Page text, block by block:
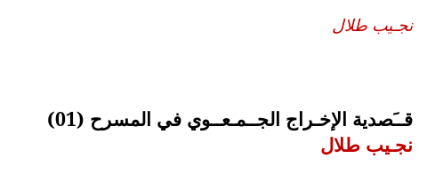
نجـيب طلال
قــَصدية الإخـراج الجــمـعــوي في المسرح (01)
نجـيب طلال